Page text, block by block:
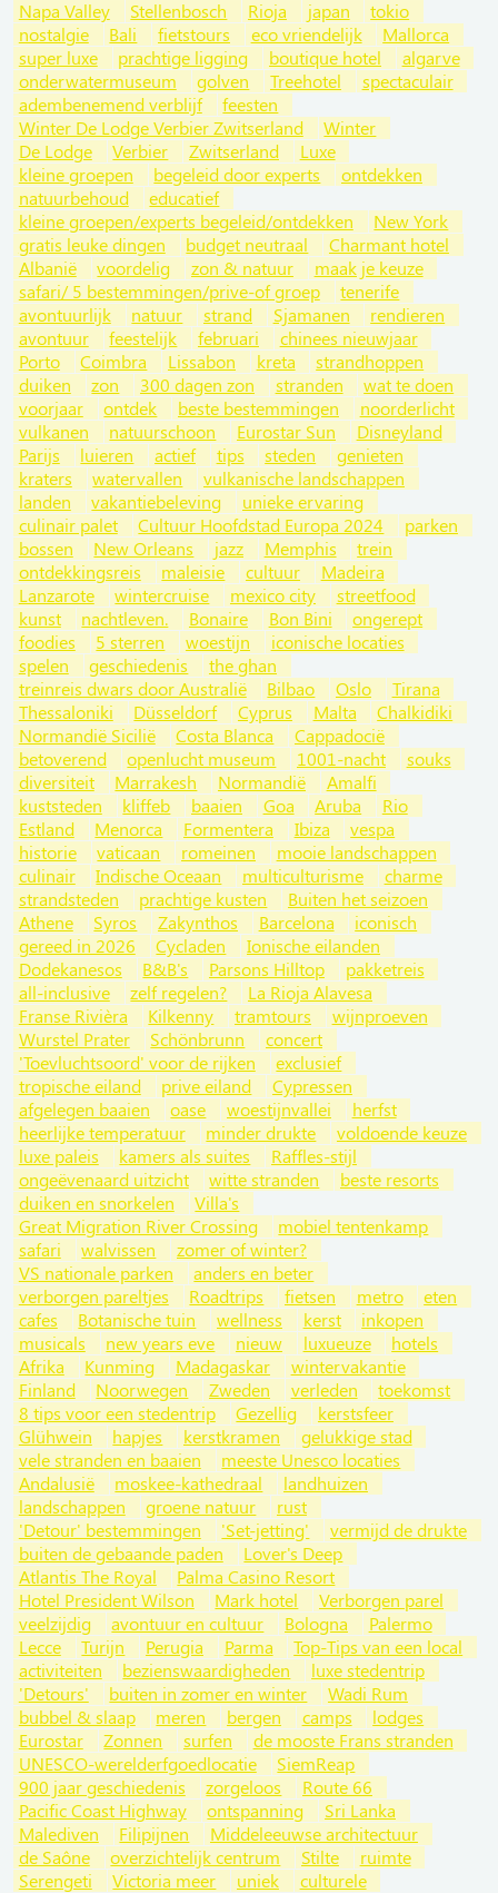
Napa Valley
Stellenbosch Rioja japan
tokio
nostalgie
Bali fietstours eco vriendelijk
Mallorca
super luxe
prachtige ligging boutique hotel
algarve
onderwatermuseum
golven Treehotel
spectaculair
adembenemend verblijf
feesten
Winter De Lodge Verbier Zwitserland
Winter
De Lodge
Verbier Zwitserland
Luxe
kleine groepen
begeleid door experts
ontdekken
natuurbehoud
educatief
kleine groepen/experts begeleid/ontdekken
New York
gratis leuke dingen
budget neutraal
Charmant hotel
Albanië
voordelig zon & natuur
maak je keuze
safari/ 5 bestemmingen/prive-of groep
tenerife
avontuurlijk
natuur strand Sjamanen
rendieren
avontuur
feestelijk februari
chinees nieuwjaar
Porto
Coimbra Lissabon kreta
strandhoppen
duiken
zon 300 dagen zon stranden
wat te doen
voorjaar
ontdek beste bestemmingen
noorderlicht
vulkanen
natuurschoon Eurostar Sun
Disneyland
Parijs
luieren actief tips steden
genieten
kraters
watervallen
vulkanische landschappen
landen
vakantiebeleving
unieke ervaring
culinair palet
Cultuur Hoofdstad Europa 2024
parken
bossen
New Orleans jazz Memphis
trein
ontdekkingsreis
maleisie cultuur
Madeira
Lanzarote
wintercruise mexico city
streetfood
kunst
nachtleven. Bonaire Bon Bini
ongerept
foodies
5 sterren woestijn
iconische locaties
spelen
geschiedenis
the ghan
treinreis dwars door Australië
Bilbao Oslo
Tirana
Thessaloniki
Düsseldorf Cyprus Malta
Chalkidiki
Normandië Sicilië
Costa Blanca
Cappadocië
betoverend
openlucht museum 1001-nacht
souks
diversiteit
Marrakesh Normandië
Amalfi
kuststeden
kliffeb baaien Goa Aruba
Rio
Estland
Menorca Formentera Ibiza
vespa
historie
vaticaan romeinen
mooie landschappen
culinair
Indische Oceaan multiculturisme
charme
strandsteden
prachtige kusten
Buiten het seizoen
Athene
Syros Zakynthos Barcelona
iconisch
gereed in 2026
Cycladen
Ionische eilanden
Dodekanesos
B&B's Parsons Hilltop
pakketreis
all-inclusive
zelf regelen?
La Rioja Alavesa
Franse Rivièra
Kilkenny tramtours
wijnproeven
Wurstel Prater
Schönbrunn
concert
'Toevluchtsoord' voor de rijken
exclusief
tropische eiland
prive eiland
Cypressen
afgelegen baaien
oase woestijnvallei
herfst
heerlijke temperatuur
minder drukte
voldoende keuze
luxe paleis
kamers als suites
Raffles-stijl
ongeëvenaard uitzicht
witte stranden
beste resorts
duiken en snorkelen
Villa's
Great Migration River Crossing
mobiel tentenkamp
safari
walvissen
zomer of winter?
VS nationale parken
anders en beter
verborgen pareltjes
Roadtrips fietsen metro
eten
cafes
Botanische tuin wellness kerst
inkopen
musicals
new years eve nieuw luxueuze
hotels
Afrika
Kunming Madagaskar
wintervakantie
Finland
Noorwegen Zweden verleden
toekomst
8 tips voor een stedentrip
Gezellig
kerstsfeer
Glühwein
hapjes kerstkramen
gelukkige stad
vele stranden en baaien
meeste Unesco locaties
Andalusië
moskee-kathedraal
landhuizen
landschappen
groene natuur
rust
'Detour' bestemmingen
'Set-jetting'
vermijd de drukte
buiten de gebaande paden
Lover's Deep
Atlantis The Royal
Palma Casino Resort
Hotel President Wilson
Mark hotel
Verborgen parel
veelzijdig
avontuur en cultuur Bologna
Palermo
Lecce
Turijn Perugia Parma
Top-Tips van een local
activiteiten
bezienswaardigheden
luxe stedentrip
'Detours'
buiten in zomer en winter
Wadi Rum
bubbel & slaap
meren bergen camps
lodges
Eurostar
Zonnen surfen
de mooste Frans stranden
UNESCO-werelderfgoedlocatie
SiemReap
900 jaar geschiedenis
zorgeloos
Route 66
Pacific Coast Highway
ontspanning
Sri Lanka
Malediven
Filipijnen
Middeleeuwse architectuur
de Saône
overzichtelijk centrum Stilte
ruimte
Serengeti
Victoria meer uniek
culturele